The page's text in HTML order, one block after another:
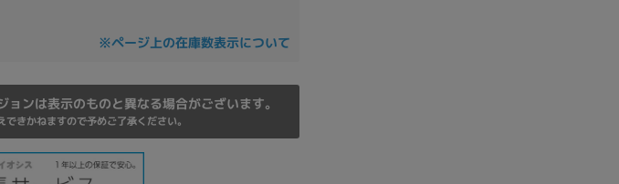
※ページ上の在庫数表示について
ンは表示のものと異なる場合がございます。
きかねますので予めご了承ください。
~